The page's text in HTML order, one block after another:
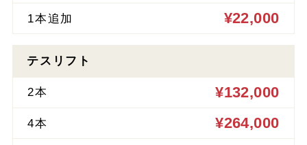
1本追加 ¥22,000
テスリフト
2本 ¥132,000
4本 ¥264,000